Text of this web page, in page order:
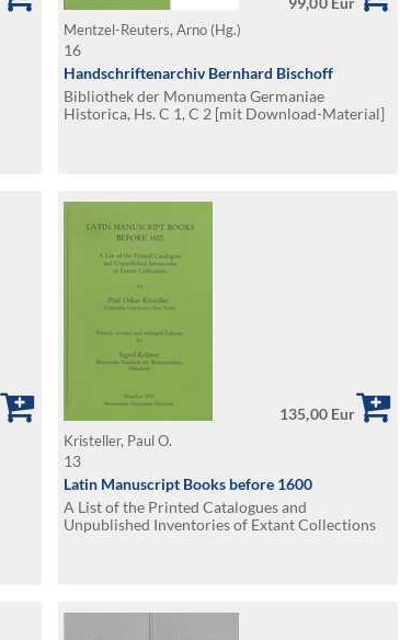
Mentzel-Reuters, Arno (Hg.)
16
Handschriftenarchiv Bernhard Bischoff
Bibliothek der Monumenta Germaniae
Historica, Hs. C 1, C 2 [mit Download-Material]
135,00 Eur
Kristeller, Paul O.
13
Latin Manuscript Books before 1600
A List of the Printed Catalogues and
Unpublished Inventories of Extant Collections